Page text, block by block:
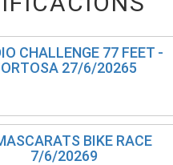
CHALLENGE 77 FEET -
27/6/20265
BIKE RACE
7/6/20269